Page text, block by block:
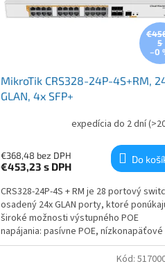
5
–0
MikroTik CRS328-24P-4S+RM,
GLAN, 4x SFP+
expedícia do 2 dní
€368,48 bez DPH
€453,23 s DPH
Do
CRS328-24P-4S + RM je 28 portový
osadený 24x GLAN porty, ktoré
široké možnosti výstupného POE
napájania: pasívne POE, nízkonapäťové
POE, 802.3af/at.
Kód: